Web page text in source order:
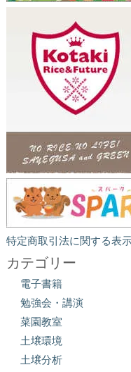
特定商取引法に関する表
カテゴリー
電子書籍
勉強会・講演
菜園教室
土壌環境
土壌分析